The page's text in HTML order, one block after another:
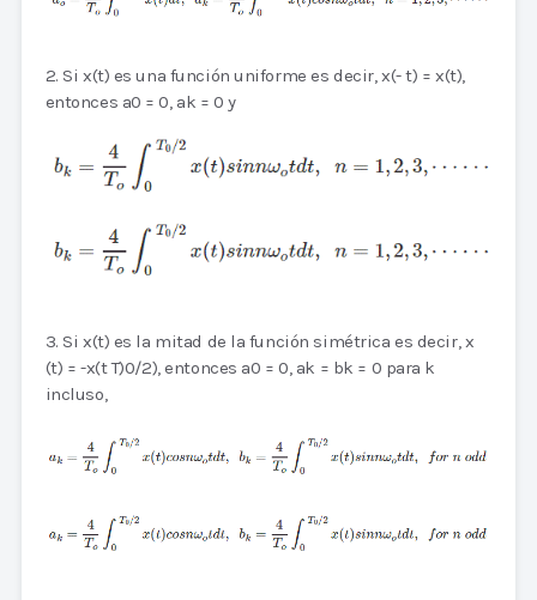
2. Si x(t) es una función uniforme es decir, x(- t) = x(t),
entonces a0 = 0, ak = 0 y
3. Si x(t) es la mitad de la función simétrica es decir, x
(t) = -x(t T)0/2), entonces a0 = 0, ak = bk = 0 para k
incluso,